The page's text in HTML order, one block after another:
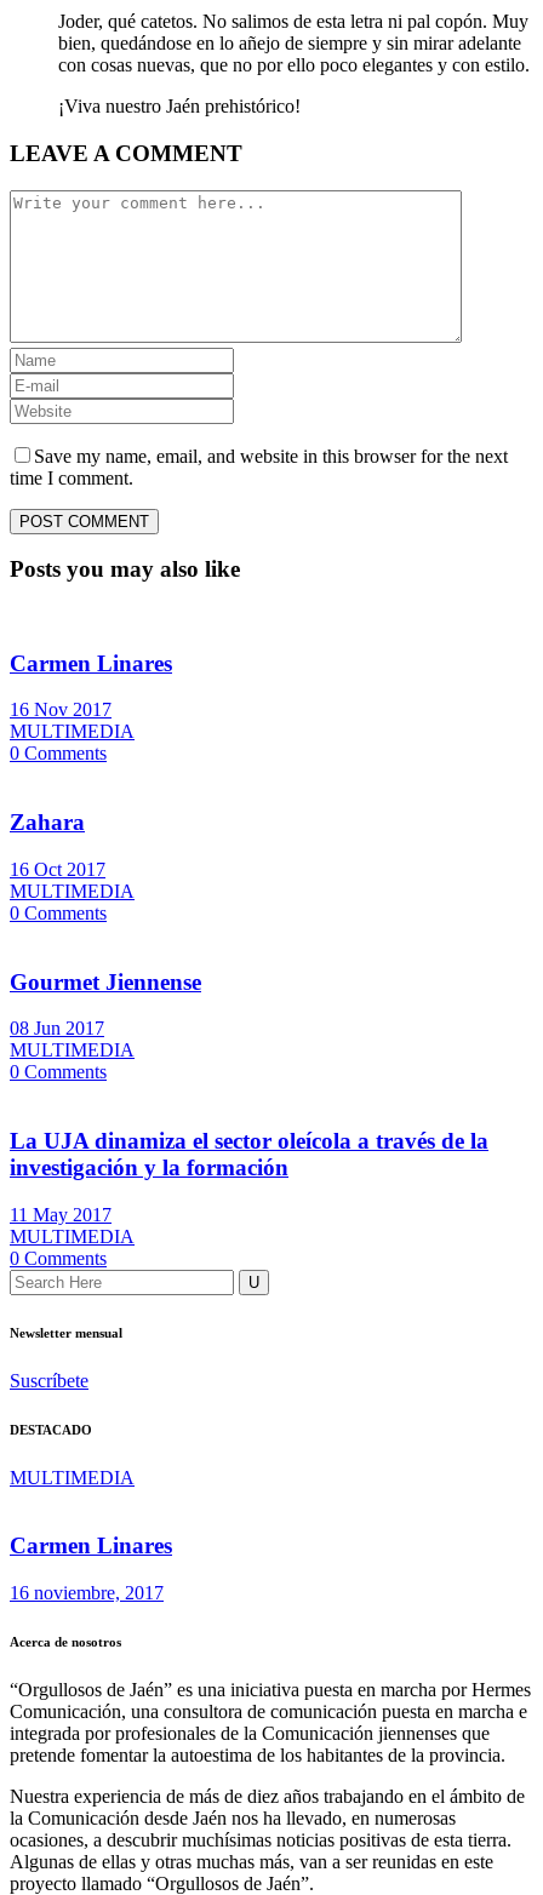
Joder, qué catetos. No salimos de esta letra ni pal copón. Muy
bien, quedándose en lo añejo de siempre y sin mirar adelante
con cosas nuevas, que no por ello poco elegantes y con estilo.
¡Viva nuestro Jaén prehistórico!
LEAVE A COMMENT
Save my name, email, and website in this browser for the next
time I comment.
Posts you may also like
Carmen Linares
16 Nov 2017
MULTIMEDIA
0 Comments
Zahara
16 Oct 2017
MULTIMEDIA
0 Comments
Gourmet Jiennense
08 Jun 2017
MULTIMEDIA
0 Comments
La UJA dinamiza el sector oleícola a través de la
investigación y la formación
11 May 2017
MULTIMEDIA
0 Comments
Newsletter mensual
Suscríbete
DESTACADO
MULTIMEDIA
Carmen Linares
16 noviembre, 2017
Acerca de nosotros
“Orgullosos de Jaén” es una iniciativa puesta en marcha por Hermes
Comunicación, una consultora de comunicación puesta en marcha e
integrada por profesionales de la Comunicación jiennenses que
pretende fomentar la autoestima de los habitantes de la provincia.
Nuestra experiencia de más de diez años trabajando en el ámbito de
la Comunicación desde Jaén nos ha llevado, en numerosas
ocasiones, a descubrir muchísimas noticias positivas de esta tierra.
Algunas de ellas y otras muchas más, van a ser reunidas en este
proyecto llamado “Orgullosos de Jaén”.